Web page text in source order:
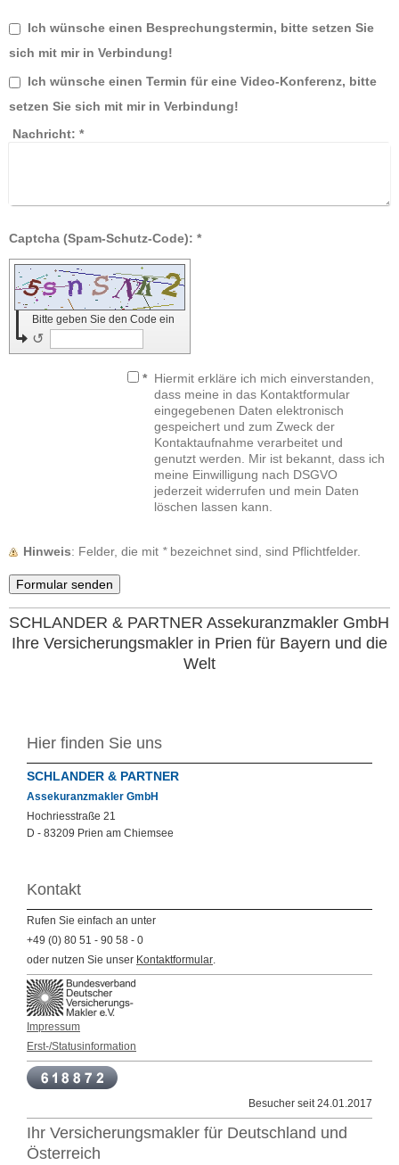
Ich wünsche einen Besprechungstermin, bitte setzen Sie
sich mit mir in Verbindung!
Ich wünsche einen Termin für eine Video-Konferenz, bitte
setzen Sie sich mit mir in Verbindung!
Nachricht: *
Captcha (Spam-Schutz-Code): *
Bitte geben Sie den Code ein
↺
* Hiermit erkläre ich mich einverstanden,
dass meine in das Kontaktformular
eingegebenen Daten elektronisch
gespeichert und zum Zweck der
Kontaktaufnahme verarbeitet und
genutzt werden. Mir ist bekannt, dass ich
meine Einwilligung nach DSGVO
jederzeit widerrufen und mein Daten
löschen lassen kann.
Hinweis : Felder, die mit *bezeichnet sind, sind Pflichtfelder.
SCHLANDER & PARTNER Assekuranzmakler GmbH
Ihre Versicherungsmakler in Prien für Bayern und die
Welt
Hier finden Sie uns
SCHLANDER & PARTNER
Assekuranzmakler GmbH
Hochriesstraße 21
D - 83209 Prien am Chiemsee
Kontakt
Rufen Sie einfach an unter
+49 (0) 80 51 - 90 58 - 0
oder nutzen Sie unser Kontaktformular.
Impressum
Erst-/Statusinformation
Besucher seit 24.01.2017
Ihr Versicherungsmakler für Deutschland und
Österreich